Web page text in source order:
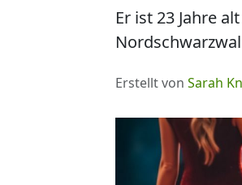
Er ist 23 Jahre
Erstellt von Sarah